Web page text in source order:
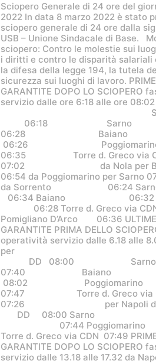
Sciopero Generale di 24 ore del
2022 In data 8 marzo 2022 è stato
sciopero generale di 24 ore dalla
USB – Unione Sindacale di Base.
sciopero: Contro le molestie sui
i diritti e contro le disparità salariali
la difesa della legge 194, la tutela
sicurezza sui luoghi di lavoro. PRIME
GARANTITE DOPO LO SCIOPERO
servizio dalle ore 6:18 alle ore
06:18
06:28
06:26
06:35 Torre d. Greco via
07:02 da Nola per
06:54 da Poggiomarino per Sarno
da Sorrento
06:34 Baiano 06:32
06:28 Torre d. Greco via
Pomigliano D’Arco 06:36 ULTIME
GARANTITE PRIMA DELLO
operatività servizio dalle 6.18 alle
per
DD 08:00
07:40
08:02
07:47 Torre d. Greco via
07:26 per Napoli da
DD 08:00 Sarno
07:44
Torre d. Greco via CDN 07:49
GARANTITE DOPO LO SCIOPERO
servizio dalle 13.18 alle 17.32